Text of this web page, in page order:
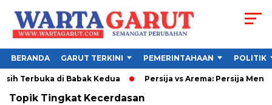
BERANDA GARUT TERKINI PEMERINTAHAAN POLITIK
Terbuka di Babak Kedua Persija vs Arema: Persija
Topik Tingkat Kecerdasan